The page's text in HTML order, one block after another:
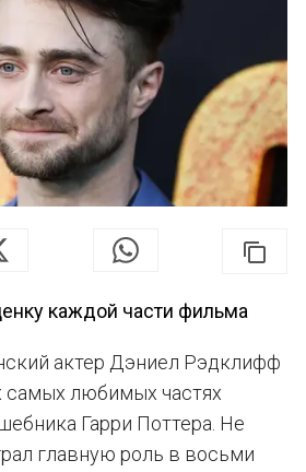
каждой части фильма
актер Дэниел Рэдклифф
самых любимых частях
Гарри Поттера. Не
главную роль в восьми